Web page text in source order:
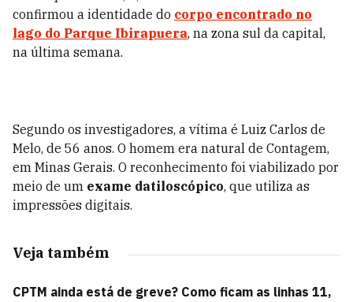
confirmou a identidade do corpo encontrado no
lago do Parque Ibirapuera, na zona sul da capital,
na última semana.
Segundo os investigadores, a vítima é Luiz Carlos de
Melo, de 56 anos. O homem era natural de Contagem,
em Minas Gerais. O reconhecimento foi viabilizado por
meio de um exame datiloscópico, que utiliza as
impressões digitais.
Veja também
CPTM ainda está de greve? Como ficam as linhas 11,